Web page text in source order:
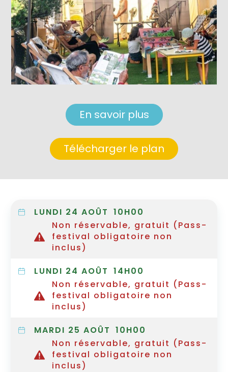
Télécharger le plan
En savoir plus
LUNDI 24 AOÛT 10H00
Non réservable, gratuit (Pass-
festival obligatoire non
inclus)
LUNDI 24 AOÛT 14H00
Non réservable, gratuit (Pass-
festival obligatoire non
inclus)
MARDI 25 AOÛT 10H00
Non réservable, gratuit (Pass-
festival obligatoire non
inclus)